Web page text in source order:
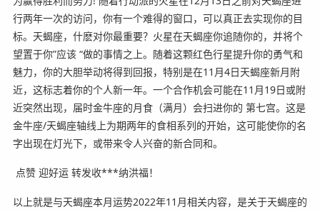
行两年一次的访问，你有一个难得的窗口，可以真正去实现你的目
标。天蝎座，什麽对你最重要？火星在天蝎座你追随你的，并将个
望置于你”应该 “做的事情之上。随着这颗红色行星提升你的勇气和
魅力，你的大胆举动将得到回报，特别是在11月4日天蝎座新月附
近，这标志着你的个人新一年。一个合作机会可能在11月19日或附
近突然出现，届时金牛座的月食（满月）会扫进你的 第七宫。这是
金牛座/天蝎座轴线上为期两年的食相系列的开始，这可能使你的名
字出现在灯光下，或带来令人兴奋的新合同和。
️ 点赞 迎好运 转发收***纳洪福！️
以上就是与天蝎座本月运势2022年11月相关内容，是关于天蝎座的